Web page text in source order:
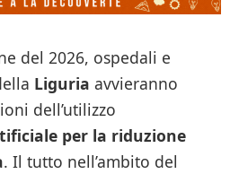
del 2026, ospedali e
Liguria avvieranno
dell’utilizzo
per la riduzione
. Il tutto nell’ambito del